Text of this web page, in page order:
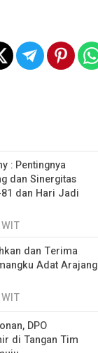
: Pentingnya
dan Sinergitas
dan Hari Jadi
dan Terima
Adat Arajang
DPO
di Tangan Tim